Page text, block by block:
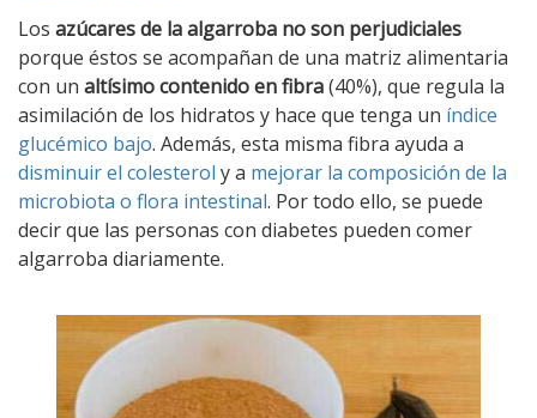
Los azúcares de la algarroba no son perjudiciales
porque éstos se acompañan de una matriz alimentaria
con un altísimo contenido en fibra(40%), que regula la
asimilación de los hidratos y hace que tenga un índice
glucémico bajo. Además, esta misma fibra ayuda a
disminuir el colesterol y a mejorar la composición de la
microbiota o flora intestinal. Por todo ello, se puede
decir que las personas con diabetes pueden comer
algarroba diariamente.